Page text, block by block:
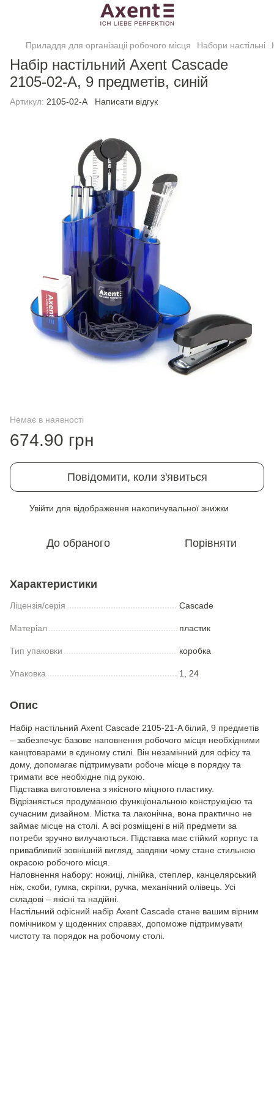
Приладдя для організаціі робочого місця Набори настільні
Набір настільний Axent Cascade
2105-02-A, 9 предметів, синій
Артикул: 2105-02-A Написати відгук
Немає в наявності
674.90 грн
Повідомити, коли з'явиться
Увійти для відображення накопичувальної знижки
До обраного Порівняти
Характеристики
Ліцензія/серія Cascade
Матеріал пластик
Тип упаковки коробка
Упаковка 1, 24
Опис
Набір настільний Axent Cascade 2105-21-A білий, 9 предметів
– забезпечує базове наповнення робочого місця необхідними
канцтоварами в єдиному стилі. Він незамінний для офісу та
дому, допомагає підтримувати робоче місце в порядку та
тримати все необхідне під рукою.
Підставка виготовлена ​​з якісного міцного пластику.
Відрізняється продуманою функціональною конструкцією та
сучасним дизайном. Містка та лаконічна, вона практично не
займає місце на столі. А всі розміщені в ній предмети за
потреби зручно вилучаються. Підставка має стійкий корпус та
привабливий зовнішній вигляд, завдяки чому стане стильною
окрасою робочого місця.
Наповнення набору: ножиці, лінійка, степлер, канцелярський
ніж, скоби, гумка, скріпки, ручка, механічний олівець. Усі
складові – якісні та надійні.
Настільний офісний набір Axent Cascade стане вашим вірним
помічником у щоденних справах, допоможе підтримувати
чистоту та порядок на робочому столі.